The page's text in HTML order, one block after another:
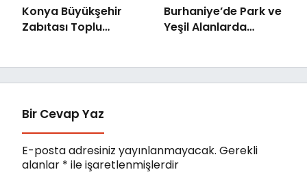
Konya Büyükşehir
Zabıtası Toplu
Burhaniye’de Park ve
Yeşil Alanlarda
Bir Cevap Yaz
E-posta adresiniz yayınlanmayacak. Gerekli
alanlar * ile işaretlenmişlerdir